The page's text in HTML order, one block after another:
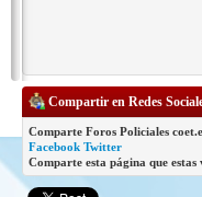
Compartir en Redes
Comparte Foros Policiales
Facebook Twitter
Comparte esta página que estas